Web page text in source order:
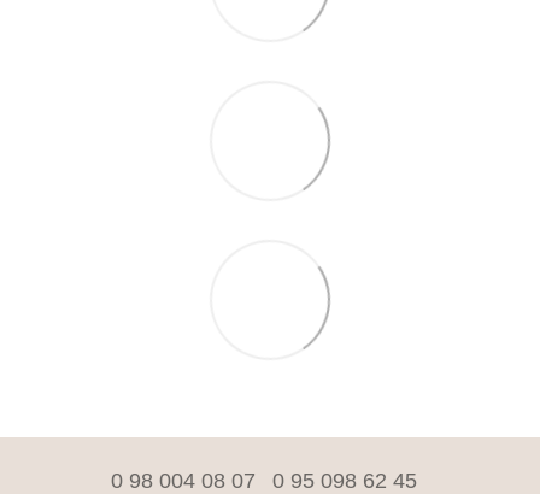
0 98 004 08 07 0 95 098 62 45